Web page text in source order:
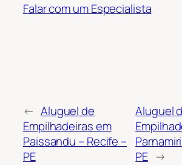
Falar com um Especialista
← Aluguel de
Empilhadeiras em
Paissandu – Recife –
PE
Aluguel
PE →